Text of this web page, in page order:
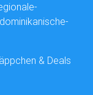
& Deals